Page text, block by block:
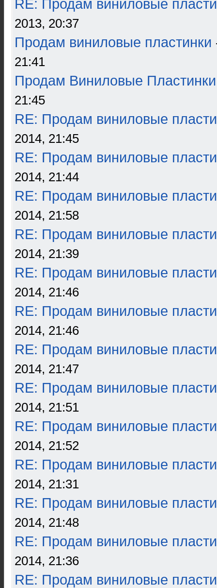
RE: Продам виниловые
2013, 20:37
Продам виниловые пластинки
21:41
Продам Виниловые Пластинки
21:45
RE: Продам виниловые
2014, 21:45
RE: Продам виниловые
2014, 21:44
RE: Продам виниловые
2014, 21:58
RE: Продам виниловые
2014, 21:39
RE: Продам виниловые
2014, 21:46
RE: Продам виниловые
2014, 21:46
RE: Продам виниловые
2014, 21:47
RE: Продам виниловые
2014, 21:51
RE: Продам виниловые
2014, 21:52
RE: Продам виниловые
2014, 21:31
RE: Продам виниловые
2014, 21:48
RE: Продам виниловые
2014, 21:36
RE: Продам виниловые